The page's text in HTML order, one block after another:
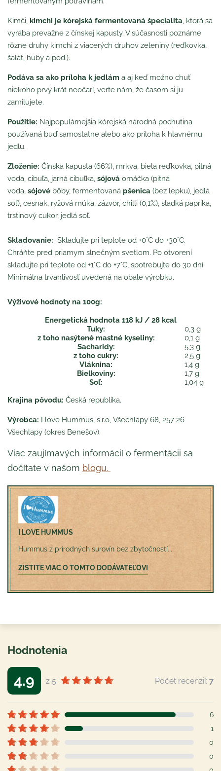
Kimči, kimchi je kórejská fermentovaná špecialita, ktorá sa
vyrába prevažne z čínskej kapusty. V súčasnosti poznáme
rôzne druhy kimchi z viacerých druhov zeleniny (reďkovka,
šalát, huby a pod.).
Podáva sa ako príloha k jedlám a aj keď možno chuť
niekoho prvý krát neočarí, verte nám, že časom si ju
zamilujete.
Použitie: Najpopulárnejšia kórejská národná pochutina
používaná buď samostatne alebo ako príloha k hlavnému
jedlu.
Zloženie: Čínska kapusta (66%), mrkva, biela reďkovka, pitná
voda, cibuľa, jarná cibuľka, sójová omáčka (pitná
voda, sójové bôby, fermentovaná pšenica (bez lepku), jedlá
soľ), cesnak, ryžová múka, zázvor, chilli (0,1%), sladká paprika,
trstinový cukor, jedlá soľ.
Skladovanie: Skladujte pri teplote od +0°C do +30°C.
Chráňte pred priamym slnečným svetlom. Po otvorení
skladujte pri teplote od +1°C do +7°C, spotrebujte do 30 dní.
Minimálna trvanlivosť uvedená na obale výrobku.
Výživové hodnoty na 100g:
Energetická hodnota 118 kJ / 28 kcal
Tuky:
0,3 g
z toho nasýtené mastné kyseliny:
0,1 g
Sacharidy:
5,3 g
z toho cukry:
2,5 g
Vláknina:
1,4 g
Bielkoviny:
1,7 g
Soľ:
1,04 g
Krajina pôvodu: Česká republika.
Výrobca: I love Hummus, s.r.o, Všechlapy 68, 257 26
Všechlapy (okres Benešov).
Viac zaujímavých informácií o fermentácii sa
dočítate v našom blogu.
I LOVE HUMMUS
Hummus z prírodných surovín bez zbytočností...
ZISTITE VIAC O TOMTO DODÁVATEĽOVI
Hodnotenia
4.9 z 5 Počet recenzií: 7
6
1
0
0